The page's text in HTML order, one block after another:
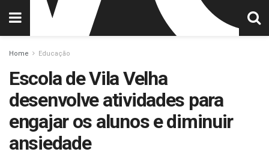
Home Educação
Escola de Vila Velha
desenvolve atividades para
engajar os alunos e diminuir
ansiedade